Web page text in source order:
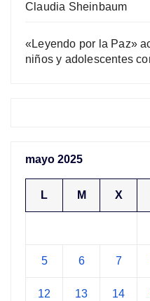
Claudia Sheinbaum
«Leyendo por la Paz»
niños y adolescentes
mayo 2025
L M X
5 6 7
12 13 14